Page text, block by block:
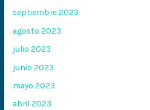
septiembre 2023
agosto 2023
julio 2023
junio 2023
mayo 2023
abril 2023